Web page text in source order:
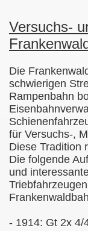
Versuchs-
Die
schwierigen
Rampenbahn
für Versuchs-,
Diese Tradition
Die folgende
und
- 1914: Gt 2x 4/